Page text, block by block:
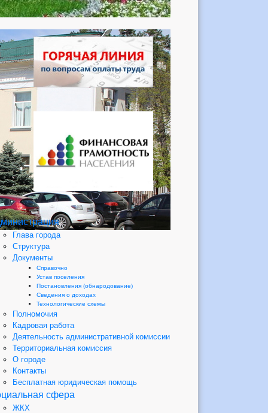
Глава города
Структура
Документы
Справочно
Устав поселения
Постановления (обнародование)
Сведения о доходах
Технологические схемы
Полномочия
Кадровая работа
Деятельность административной комиссии
Территориальная комиссия
О городе
Контакты
Бесплатная юридическая помощь
сфера
ЖКХ